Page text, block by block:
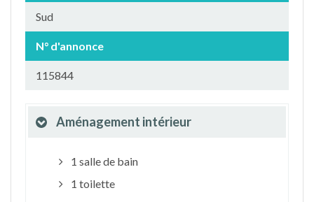
Sud
N° d'annonce
115844
Aménagement intérieur
1 salle de bain
1 toilette